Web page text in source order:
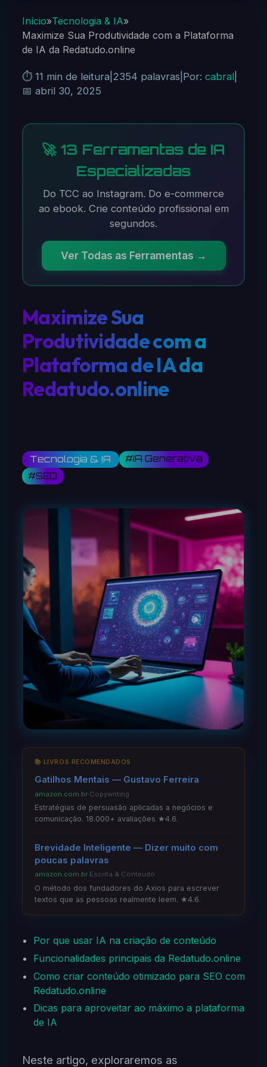
Início»Tecnologia & IA»
Maximize Sua Produtividade com a Plataforma
de IA da Redatudo.online
⏱️ 11 min de leitura 2354 palavras Por: cabral|
📅 abril 30, 2025
🚀 13 Ferramentas de IA
Especializadas
Do TCC ao Instagram. Do e-commerce
ao ebook. Crie conteúdo profissional em
segundos.
Ver Todas as Ferramentas →
Maximize Sua
Produtividade com a
Plataforma de IA da
Redatudo.online
Tecnologia & IA
#IA Generativa
#SEO
📚 LIVROS RECOMENDADOS
Gatilhos Mentais — Gustavo Ferreira
amazon.com.br·Copywriting
Estratégias de persuasão aplicadas a negócios e
comunicação. 18.000+ avaliações ★4.6.
Brevidade Inteligente — Dizer muito com
poucas palavras
amazon.com.br·Escrita & Conteúdo
O método dos fundadores do Axios para escrever
textos que as pessoas realmente leem. ★4.6.
Por que usar IA na criação de conteúdo
Funcionalidades principais da Redatudo.online
Como criar conteúdo otimizado para SEO com
Redatudo.online
Dicas para aproveitar ao máximo a plataforma
de IA
Neste artigo, exploraremos as